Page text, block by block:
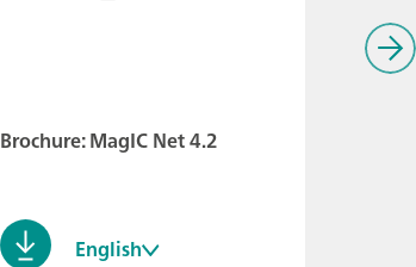
Brochure: MagIC Net 4.2
English